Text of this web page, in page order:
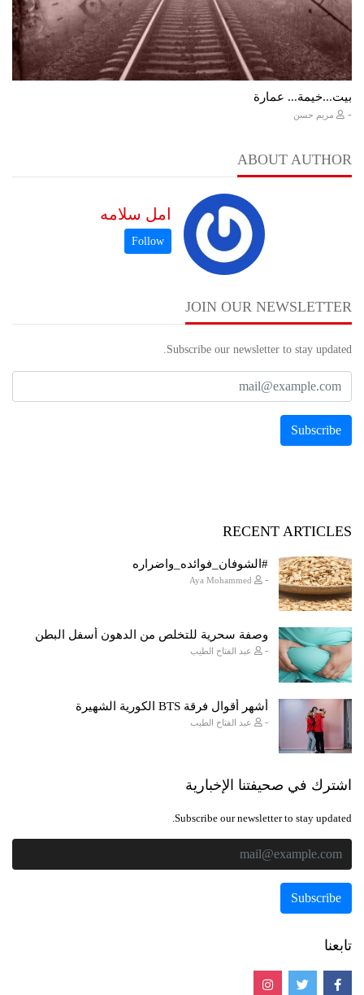
بيت...خيمة... عمارة
- مريم حسن
ABOUT AUTHOR
امل سلامه
JOIN OUR NEWSLETTER
Subscribe our newsletter to stay updated.
RECENT ARTICLES
#الشوفان_فوائده_واضراره
-
وصفة سحرية للتخلص من الدهون أسفل البطن
- عبد الفتاح الطيب
أشهر أقوال فرقة BTS الكورية الشهيرة
- عبد الفتاح الطيب
اشترك في صحيفتنا الإخبارية
Subscribe our newsletter to stay updated.
تابعنا